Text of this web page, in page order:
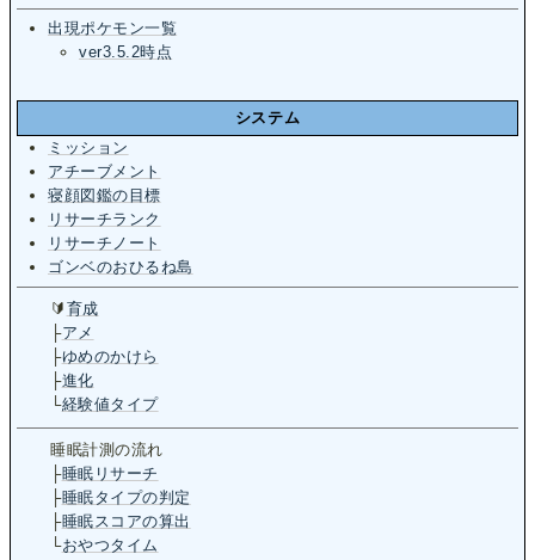
出現ポケモン一覧
ver3.5.2時点
システム
ミッション
アチーブメント
寝顔図鑑の目標
リサーチランク
リサーチノート
ゴンベのおひるね島
🔰 育成
├アメ
├ゆめのかけら
├進化
└経験値タイプ
睡眠­計測の流れ
├睡眠リサーチ
├睡眠タイプの判定
├睡眠スコアの算出
└おやつタイム